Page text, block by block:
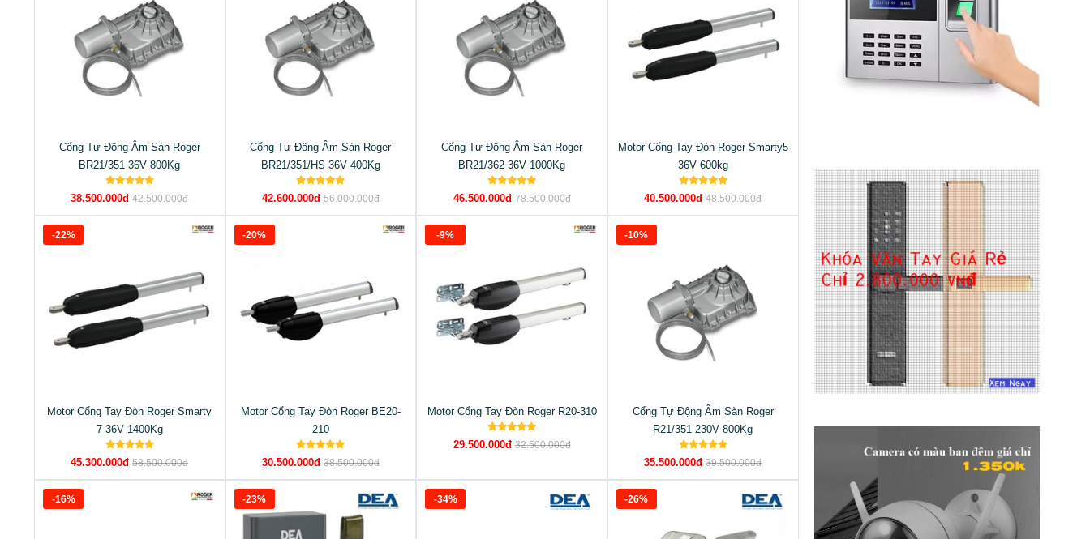
Cổng Tự Động Âm Sàn Roger
BR21/351 36V 800Kg
38.500.000đ 42.500.000đ
Cổng Tự Động Âm Sàn Roger
BR21/351/HS 36V 400Kg
42.600.000đ 56.000.000đ
Cổng Tự Động Âm Sàn Roger
BR21/362 36V 1000Kg
46.500.000đ 78.500.000đ
Motor Cổng Tay Đòn Roger Smarty5
36V 600kg
40.500.000đ 48.500.000đ
Motor Cổng Tay Đòn Roger Smarty
7 36V 1400Kg
45.300.000đ 58.500.000đ
-22%
Motor Cổng Tay Đòn Roger BE20-
210
30.500.000đ 38.500.000đ
-20%
Motor Cổng Tay Đòn Roger R20-310
29.500.000đ 32.500.000đ
-9%
Cổng Tự Động Âm Sàn Roger
R21/351 230V 800Kg
35.500.000đ 39.500.000đ
-10%
-16% -23% -34% -26%